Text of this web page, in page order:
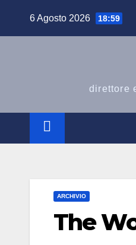
6 Agosto 2026 18:59
direttore
ARCHIVIO
The